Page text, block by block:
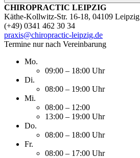
CHIROPRACTIC LEIPZIG
Käthe-Kollwitz-Str. 16-18, 04109 Leipzig
(+49) 0341 462 30 34
praxis@chiropractic-leipzig.de
Termine nur nach Vereinbarung
Mo.
09:00 – 18:00 Uhr
Di.
08:00 – 19:00 Uhr
Mi.
08:00 – 12:00
13:00 – 19:00 Uhr
Do.
08:00 – 18:00 Uhr
Fr.
08:00 – 17:00 Uhr